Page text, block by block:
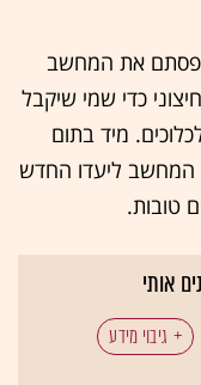
את המחשב
כדי שמי שיקבל
מיד בתום
המחשב ליעדו החדש
טובות.
אותי
גיבוי מידע